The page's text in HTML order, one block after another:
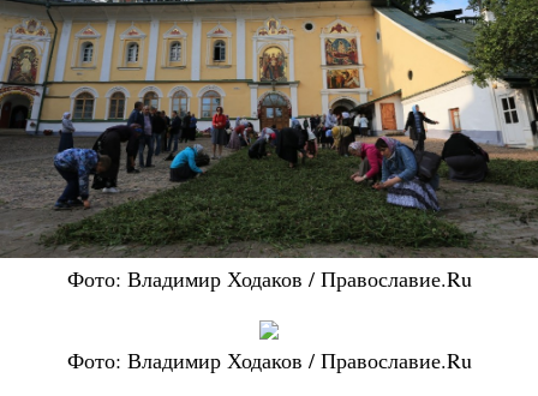
Фото: Владимир Ходаков / Православие.Ru
Фото: Владимир Ходаков / Православие.Ru